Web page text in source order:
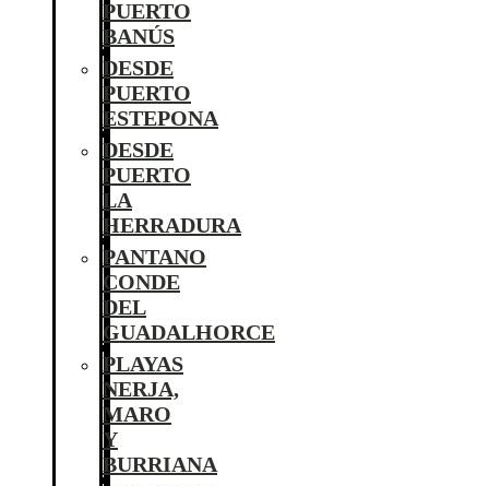
PUERTO
BANÚS
DESDE
PUERTO
ESTEPONA
DESDE
PUERTO
LA
HERRADURA
PANTANO
CONDE
DEL
GUADALHORCE
PLAYAS
NERJA,
MARO
Y
BURRIANA